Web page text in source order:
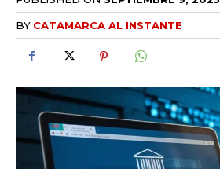
BY CATAMARCA AL INSTANTE